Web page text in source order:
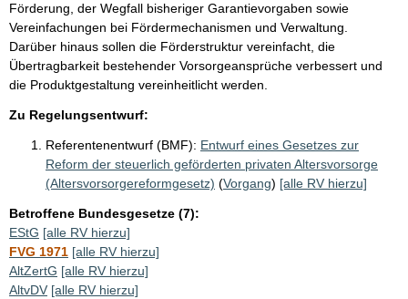
Förderung, der Wegfall bisheriger Garantievorgaben sowie
Vereinfachungen bei Fördermechanismen und Verwaltung.
Darüber hinaus sollen die Förderstruktur vereinfacht, die
Übertragbarkeit bestehender Vorsorgeansprüche verbessert und
die Produktgestaltung vereinheitlicht werden.
Zu Regelungsentwurf:
Referentenentwurf (BMF): Entwurf eines Gesetzes zur
Reform der steuerlich geförderten privaten Altersvorsorge
(Altersvorsorgereformgesetz) (Vorgang) [alle RV hierzu]
Betroffene Bundesgesetze (7):
EStG [alle RV hierzu]
FVG 1971 [alle RV hierzu]
AltZertG [alle RV hierzu]
AltvDV [alle RV hierzu]